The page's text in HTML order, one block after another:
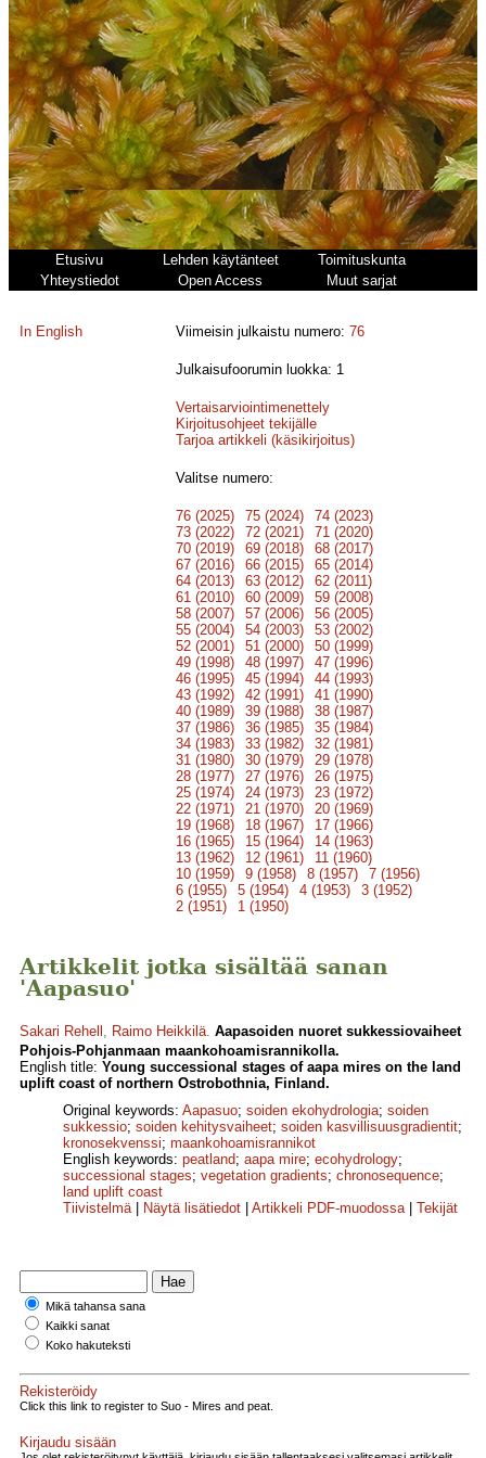
Etusivu Lehden käytänteet
Toimituskunta
Yhteystiedot
Open Access Muut sarjat
In English Viimeisin julkaistu numero:76
Julkaisufoorumin luokka: 1
Vertaisarviointimenettely
Kirjoitusohjeet tekijälle
Tarjoa artikkeli (käsikirjoitus)
Valitse numero:
76 (2025) 75 (2024)
74 (2023)
73 (2022)
72 (2021)
71 (2020)
70 (2019)
69 (2018)
68 (2017)
67 (2016)
66 (2015)
65 (2014)
64 (2013)
63 (2012)
62 (2011)
61 (2010)
60 (2009)
59 (2008)
58 (2007)
57 (2006)
56 (2005)
55 (2004)
54 (2003)
53 (2002)
52 (2001)
51 (2000)
50 (1999)
49 (1998)
48 (1997)
47 (1996)
46 (1995)
45 (1994)
44 (1993)
43 (1992)
42 (1991)
41 (1990)
40 (1989)
39 (1988)
38 (1987)
37 (1986)
36 (1985)
35 (1984)
34 (1983)
33 (1982)
32 (1981)
31 (1980)
30 (1979)
29 (1978)
28 (1977)
27 (1976)
26 (1975)
25 (1974)
24 (1973)
23 (1972)
22 (1971)
21 (1970)
20 (1969)
19 (1968)
18 (1967)
17 (1966)
16 (1965)
15 (1964)
14 (1963)
13 (1962)
12 (1961)
11 (1960)
10 (1959)
9 (1958) 8 (1957)
7 (1956)
6 (1955)
5 (1954) 4 (1953)
3 (1952)
2 (1951)
1 (1950)
Artikkelit jotka sisältää sanan
'Aapasuo'
Sakari Rehell , Raimo Heikkilä. Aapasoiden nuoret sukkessiovaiheet
Pohjois-Pohjanmaan maankohoamisrannikolla.
English title: Young successional stages of aapa mires on the land
uplift coast of northern Ostrobothnia, Finland.
Original keywords: Aapasuo; soiden ekohydrologia; soiden
sukkessio; soiden kehitysvaiheet; soiden kasvillisuusgradientit;
kronosekvenssi; maankohoamisrannikot
English keywords: peatland; aapa mire; ecohydrology;
successional stages; vegetation gradients; chronosequence;
land uplift coast
Tiivistelmä| Näytä lisätiedot Artikkeli PDF-muodossa| Tekijät
Mikä tahansa sana
Kaikki sanat
Koko hakuteksti
Rekisteröidy
Click this link to register to Suo - Mires and peat.
Kirjaudu sisään